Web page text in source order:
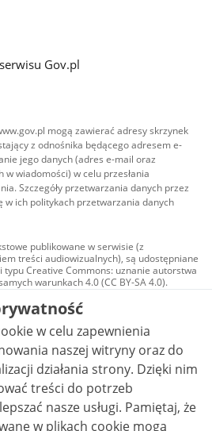
Gov.pl
mogą zawierać adresy skrzynek
z odnośnika będącego adresem e-
jego danych (adres e-mail oraz
wiadomości) w celu przesłania
Szczegóły przetwarzania danych przez
w ich politykach przetwarzania danych
publikowane w serwisie (z
treści audiowizualnych), są udostępniane
typu Creative Commons: uznanie autorstwa
warunkach 4.0 (CC BY-SA 4.0).
audiowizualne, w tym zdjęcia, materiały
są udostępniane na licencji typu
uznanie autorstwa użycie
- bez utworów zależnych 4.0 (CC BY-
o ile nie jest to stwierdzone inaczej.
w celu zapewnienia
naszej witryny oraz do
strony. Dzięki nim
treści do potrzeb
usługi. Pamiętaj, że
w plikach cookie mogą